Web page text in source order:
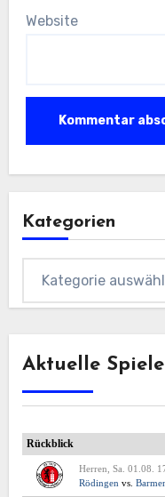
Website
Kategorien
Aktuelle Spiele